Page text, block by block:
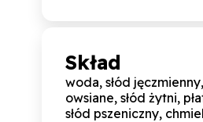
Skład
woda, słód
owsiane, słód żytni,
słód pszeniczny,